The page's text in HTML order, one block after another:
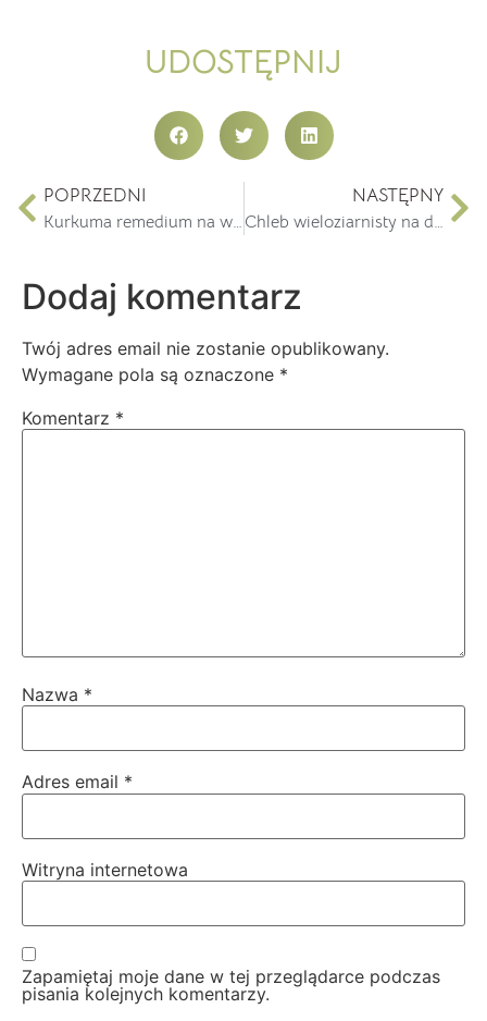
UDOSTĘPNIJ
POPRZEDNI
Kurkuma remedium na wiele dolegliwości
NASTĘPNY
Chleb wieloziarnisty na drożdżach
Dodaj komentarz
Twój adres email nie zostanie opublikowany.
Wymagane pola są oznaczone *
Komentarz *
Nazwa *
Adres email *
Witryna internetowa
Zapamiętaj moje dane w tej przeglądarce podczas
pisania kolejnych komentarzy.